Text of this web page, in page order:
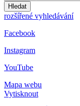
Hledat
rozšířené vyhledávání
Facebook
Instagram
YouTube
Mapa webu
Vytisknout